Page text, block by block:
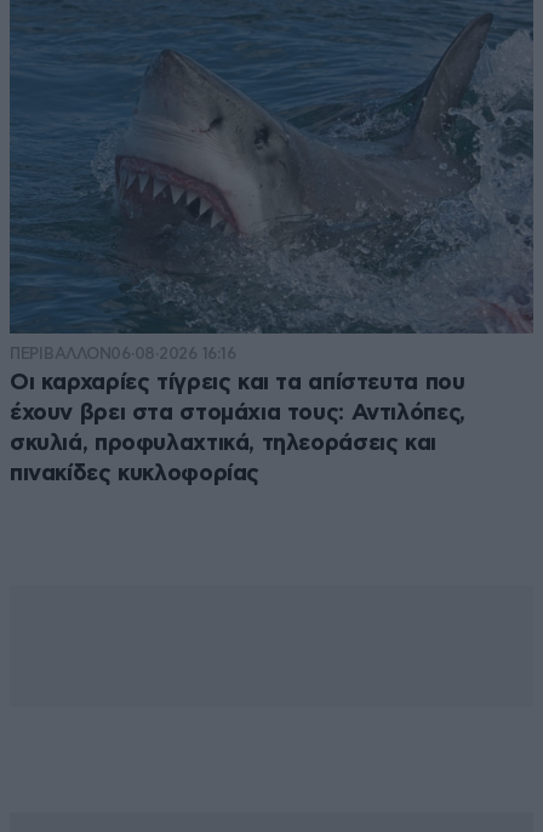
ΠΕΡΙΒΑΛΛΟΝ 06·08·2026 16:16
Οι καρχαρίες τίγρεις και τα απίστευτα που
έχουν βρει στα στομάχια τους: Αντιλόπες,
σκυλιά, προφυλαχτικά, τηλεοράσεις και
πινακίδες κυκλοφορίας